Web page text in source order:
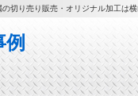
切り売り販売・オリジナル加工は